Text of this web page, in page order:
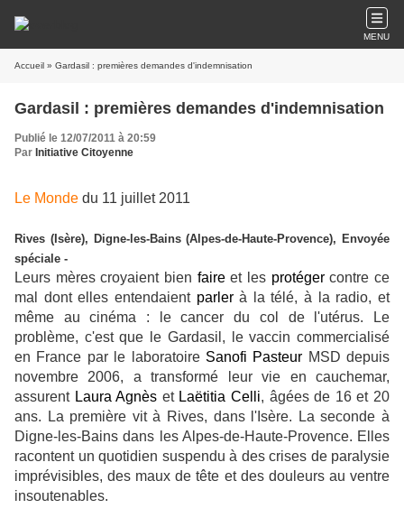
MENU
Accueil » Gardasil : premières demandes d'indemnisation
Gardasil : premières demandes d'indemnisation
Publié le 12/07/2011 à 20:59
Par Initiative Citoyenne
Le Monde du 11 juillet 2011
Rives (Isère), Digne-les-Bains (Alpes-de-Haute-Provence), Envoyée
spéciale -
Leurs mères croyaient bien faireet les protégercontre ce
mal dont elles entendaient parlerà la télé, à la radio, et
même au cinéma : le cancer du col de l'utérus. Le
problème, c'est que le Gardasil, le vaccin commercialisé
en France par le laboratoire Sanofi Pasteur MSD depuis
novembre 2006, a transformé leur vie en cauchemar,
assurent Laura Agnès et Laëtitia Celli, âgées de 16 et 20
ans. La première vit à Rives, dans l'Isère. La seconde à
Digne-les-Bains dans les Alpes-de-Haute-Provence. Elles
racontent un quotidien suspendu à des crises de paralysie
imprévisibles, des maux de tête et des douleurs au ventre
insoutenables.